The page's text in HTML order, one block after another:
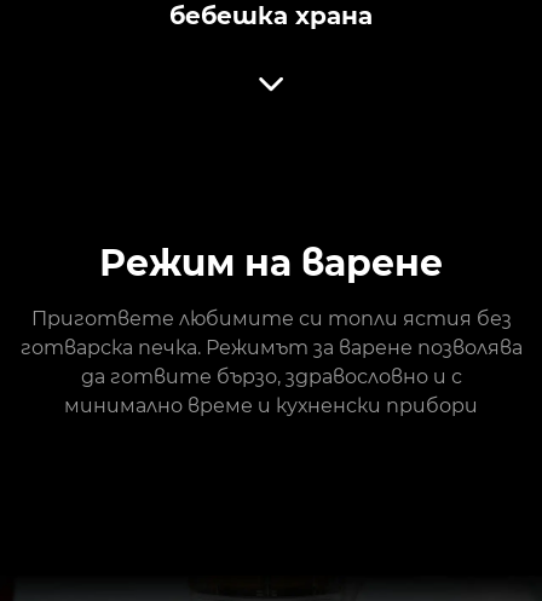
бебешка храна
Режим на варене
Пригответе любимите си топли ястия без
готварска печка. Режимът за варене позволява
да готвите бързо, здравословно и с
минимално време и кухненски прибори